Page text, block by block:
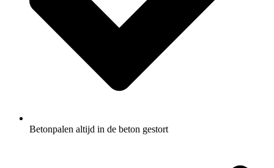
Betonpalen altijd in de beton gestort